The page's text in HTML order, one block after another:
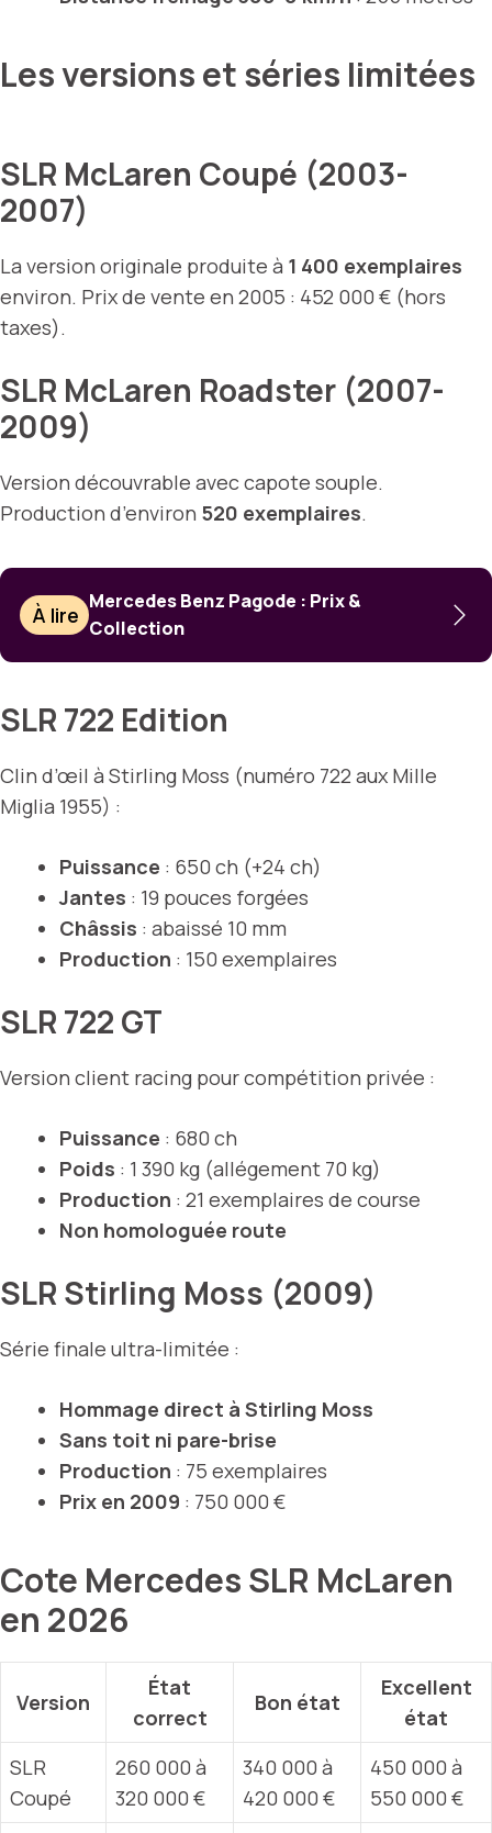
Les versions et séries limitées
SLR McLaren Coupé (2003-
2007)
La version originale produite à 1 400 exemplaires
environ. Prix de vente en 2005 : 452 000 € (hors
taxes).
SLR McLaren Roadster (2007-
2009)
Version découvrable avec capote souple.
Production d’environ 520 exemplaires.
À lire
Mercedes Benz Pagode : Prix &
Collection
SLR 722 Edition
Clin d’œil à Stirling Moss (numéro 722 aux Mille
Miglia 1955) :
Puissance : 650 ch (+24 ch)
Jantes : 19 pouces forgées
Châssis : abaissé 10 mm
Production : 150 exemplaires
SLR 722 GT
Version client racing pour compétition privée :
Puissance : 680 ch
Poids : 1 390 kg (allégement 70 kg)
Production : 21 exemplaires de course
Non homologuée route
SLR Stirling Moss (2009)
Série finale ultra-limitée :
Hommage direct à Stirling Moss
Sans toit ni pare-brise
Production : 75 exemplaires
Prix en 2009 : 750 000 €
Cote Mercedes SLR McLaren
en 2026
Version
État
correct
Bon état
Excellent
état
SLR
Coupé
260 000 à
320 000 €
340 000 à
420 000 €
450 000 à
550 000 €